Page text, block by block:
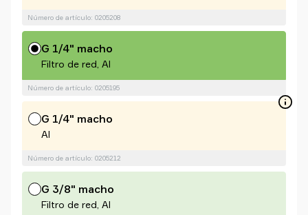
Número de artículo: 0205208
G 1/4" macho
Filtro de red, Al
Número de artículo: 0205195
G 1/4" macho
Al
Número de artículo: 0205212
G 3/8" macho
Filtro de red, Al